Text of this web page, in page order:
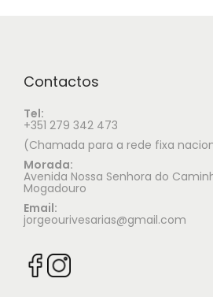
Contactos
Tel:
+351 279 342 473
(Chamada para a rede fixa
Morada:
Avenida Nossa Senhora do
Mogadouro
Email:
jorgeourivesarias@gmail.com